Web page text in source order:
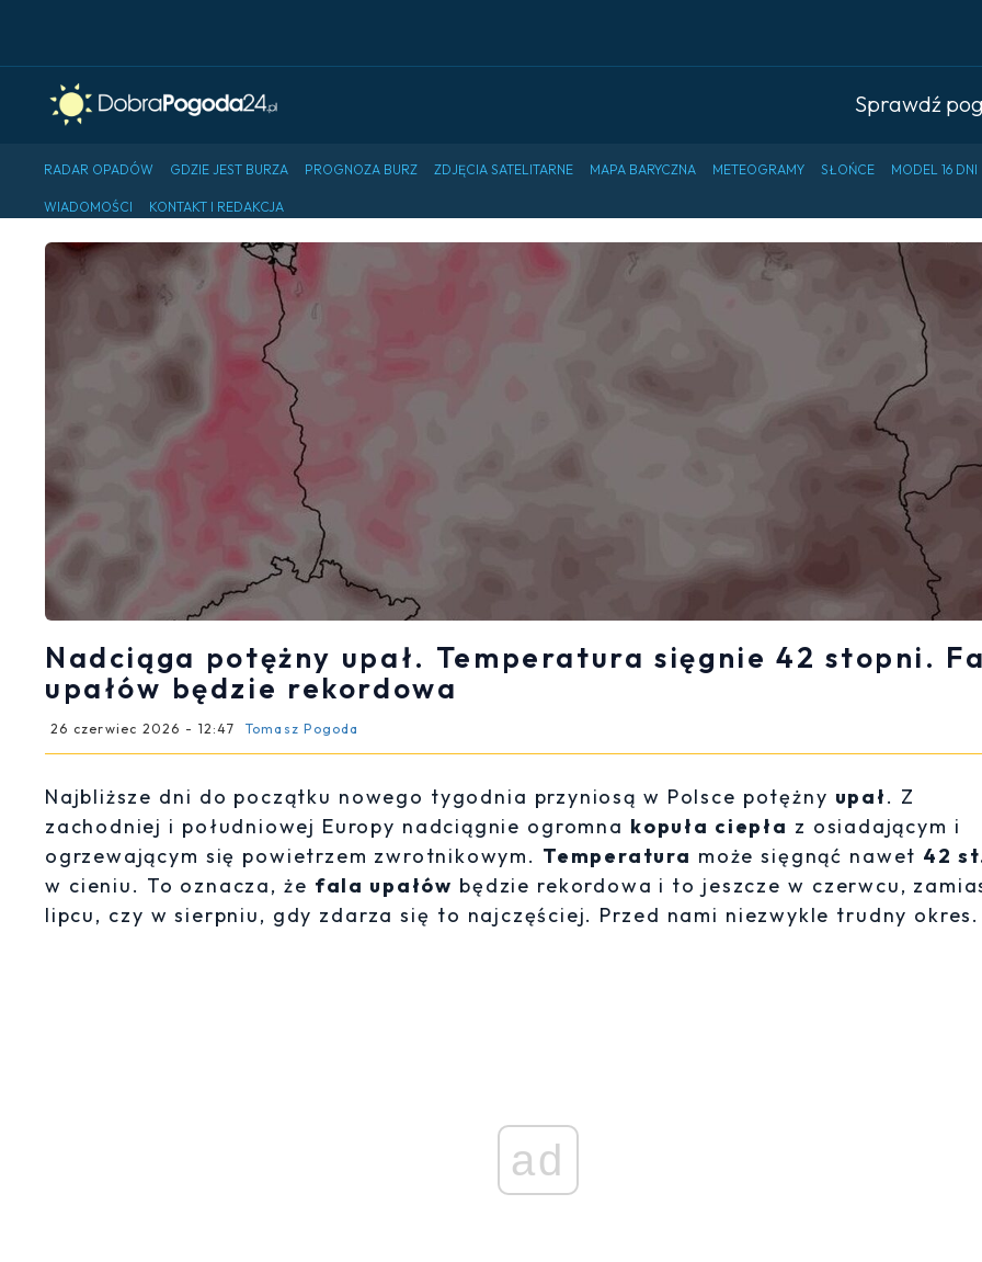
Sprawdź
RADAR OPADÓW GDZIE JEST BURZA PROGNOZA BURZ ZDJĘCIA SATELITARNE MAPA BARYCZNA METEOGRAMY SŁOŃCE MODEL 16 DNI
WIADOMOŚCI KONTAKT I REDAKCJA
Nadciąga potężny upał. Temperatura sięgnie 42 stopni.
upałów będzie rekordowa
26 czerwiec 2026 - 12:47 Tomasz Pogoda
Najbliższe dni do początku nowego tygodnia przyniosą w Polsce potężny upał. Z
zachodniej i południowej Europy nadciągnie ogromna kopuła ciepła z osiadającym i
ogrzewającym się powietrzem zwrotnikowym. Temperatura może sięgnąć nawet 42
w cieniu. To oznacza, że fala upałów będzie rekordowa i to jeszcze w czerwcu,
lipcu, czy w sierpniu, gdy zdarza się to najczęściej. Przed nami niezwykle trudny okres.
ad